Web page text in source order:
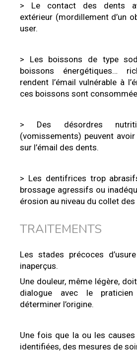
> Le contact des dents
extérieur (mordillement d’un
user.
> Les boissons de type
boissons énergétiques…
rendent l’émail vulnérable à
ces boissons sont
> Des désordres
(vomissements) peuvent
sur l’émail des dents.
> Les dentifrices trop
brossage agressifs ou
érosion au niveau du collet
TRAITEMENTS
Les stades précoces
inaperçus.
Une douleur, même légère,
dialogue avec le praticien
déterminer l’origine.
Une fois que la ou les causes
identifiées, des mesures de